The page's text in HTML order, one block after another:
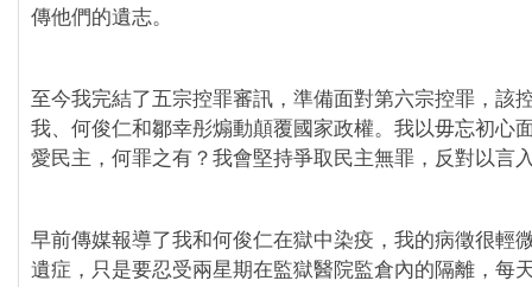
傳他們的遺志。
至今我完結了五宗控罪審訊，準備面對第六宗控罪，該
我、何俊仁和鄒幸彤煽動顛覆國家政權。我以毋忘初心
愛民主，何罪之有？我會堅持爭取民主無罪，反對以言
早前傳媒報導了我和何俊仁在獄中染疫，我的病徵很輕
遺症，只是要忍受兩星期在監獄醫院監倉內的隔離，每